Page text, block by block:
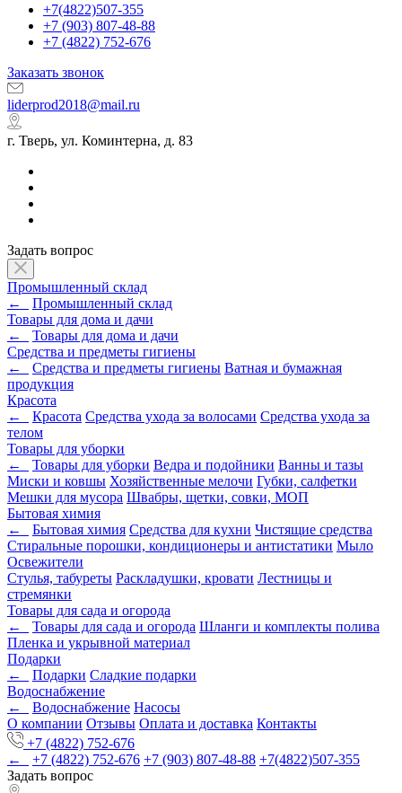
+7(4822)507-355
+7 (903) 807-48-88
+7 (4822) 752-676
Заказать звонок
liderprod2018@mail.ru
г. Тверь, ул. Коминтерна, д. 83
Задать вопрос
Промышленный склад
←
Промышленный склад
Товары для дома и дачи
←
Товары для дома и дачи
Средства и предметы гигиены
←
Средства и предметы гигиены Ватная и бумажная
продукция
Красота
←
Красота Средства ухода за волосами Средства ухода за
телом
Товары для уборки
←
Товары для уборки Ведра и подойники Ванны и тазы
Миски и ковшы Хозяйственные мелочи Губки, салфетки
Мешки для мусора Швабры, щетки, совки, МОП
Бытовая химия
←
Бытовая химия Средства для кухни Чистящие средства
Стиральные порошки, кондиционеры и антистатики Мыло
Освежители
Стулья, табуреты Раскладушки, кровати Лестницы и
стремянки
Товары для сада и огорода
←
Товары для сада и огорода Шланги и комплекты полива
Пленка и укрывной материал
Подарки
←
Подарки Cладкие подарки
Водоснабжение
←
Водоснабжение Насосы
О компании Отзывы Оплата и доставка Контакты
+7 (4822) 752-676
←
+7 (4822) 752-676 +7 (903) 807-48-88 +7(4822)507-355
Задать вопрос